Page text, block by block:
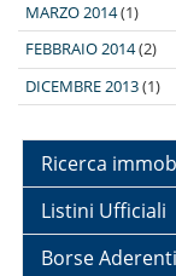
MARZO 2014(1)
FEBBRAIO 2014(2)
DICEMBRE 2013(1)
Ricerca
Listini Ufficiali
Borse Aderenti